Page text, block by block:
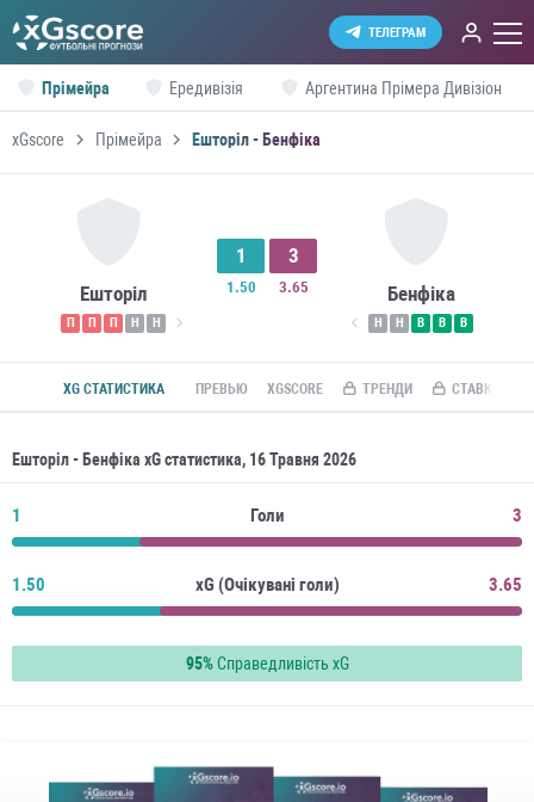
ТЕЛЕГРАМ
Прімейра Ередивізія Аргентина Прімера Дивізіон
xGscore Прімейра Ешторіл - Бенфіка
Ешторіл
П П П Н Н
1
1.50
3
3.65 Бенфіка
Н Н В В В
XG СТАТИСТИКА ПРЕВЬЮ XGSCORE ТРЕНДИ СТАВКИ ПО
Ешторіл - Бенфіка xG статистика, 16 Травня 2026
1 Голи 3
1.50 xG (Очікувані голи) 3.65
95%Справедливість xG